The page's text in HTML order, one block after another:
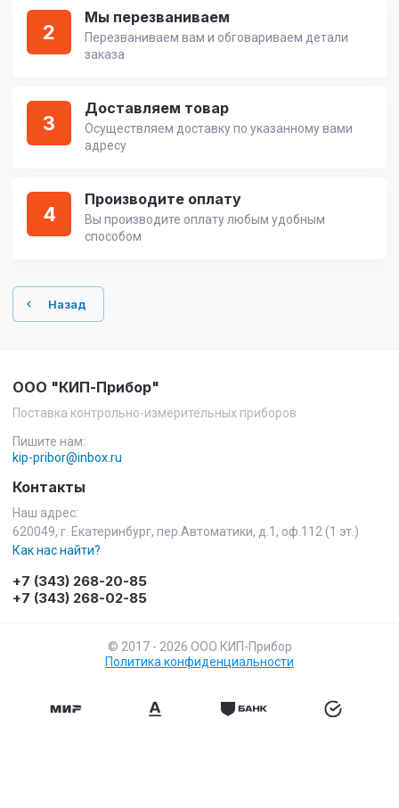
2
Мы перезваниваем
Перезваниваем вам и обговариваем детали
заказа
3
Доставляем товар
Осуществляем доставку по указанному вами
адресу
4
Производите оплату
Вы производите оплату любым удобным
способом
Назад
ООО "КИП-Прибор"
Поставка контрольно-измерительных приборов
Пишите нам:
kip-pribor@inbox.ru
Контакты
Наш адрес:
620049, г. Екатеринбург, пер.Автоматики, д.1, оф.112 (1 эт.)
Как нас найти?
+7 (343) 268-20-85
+7 (343) 268-02-85
© 2017 - 2026 ООО КИП-Прибор
Политика конфиденциальности